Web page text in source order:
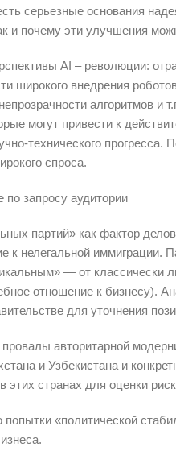
серьезные основания
и почему эти улучшения
AI – революции:
широкого внедрения
алгоритмов
могут привести к
технического
спроса.
запросу аудитории
партий» как фактор
к нелегальной
— от классически
отношение к бизнесу).
для уточнения
авторитарной
и Узбекистана и
странах для оценки
«политической